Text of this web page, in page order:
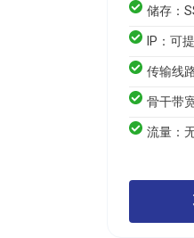
储存：
IP：可
传输线
骨干带
流量：